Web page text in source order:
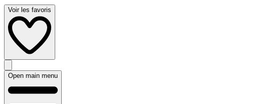
Voir les favoris
Open main menu